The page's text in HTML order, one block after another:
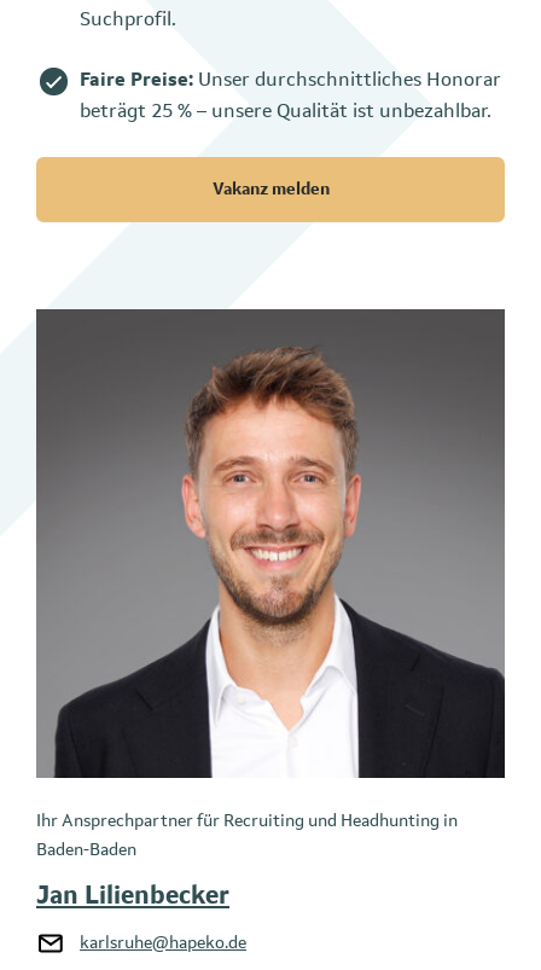
Suchprofil.
Faire Preise: Unser durchschnittliches Honorar
beträgt 25 % – unsere Qualität ist unbezahlbar.
Vakanz melden
Ihr Ansprechpartner für Recruiting und Headhunting in
Baden-Baden
Jan Lilienbecker
karlsruhe@hapeko.de